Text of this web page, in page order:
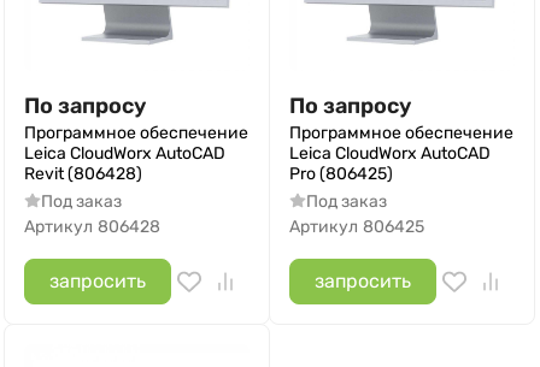
По запросу
Программное обеспечение
Leica CloudWorx AutoCAD
Revit (806428)
Под заказ
Артикул 806428
запросить
По запросу
Программное обеспечение
Leica CloudWorx AutoCAD
Pro (806425)
Под заказ
Артикул 806425
запросить